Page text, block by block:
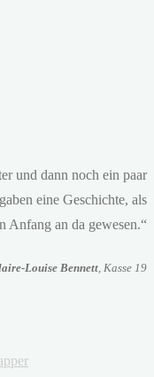
und dann noch ein paar
eine Geschichte, als
Anfang an da gewesen.“
Louise Bennett, Kasse 19